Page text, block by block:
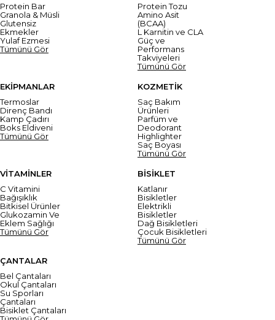
Protein Bar
Granola & Müsli
Glutensiz
Ekmekler
Yulaf Ezmesi
Tümünü Gör
Protein Tozu
Amino Asit
(BCAA)
L Karnitin ve CLA
Güç ve
Performans
Takviyeleri
Tümünü Gör
EKİPMANLAR
Termoslar
Direnç Bandı
Kamp Çadırı
Boks Eldiveni
Tümünü Gör
KOZMETİK
Saç Bakım
Ürünleri
Parfüm ve
Deodorant
Highlighter
Saç Boyası
Tümünü Gör
VİTAMİNLER
C Vitamini
Bağışıklık
Bitkisel Ürünler
Glukozamin Ve
Eklem Sağlığı
Tümünü Gör
BİSİKLET
Katlanır
Bisikletler
Elektrikli
Bisikletler
Dağ Bisikletleri
Çocuk Bisikletleri
Tümünü Gör
ÇANTALAR
Bel Çantaları
Okul Çantaları
Su Sporları
Çantaları
Bisiklet Çantaları